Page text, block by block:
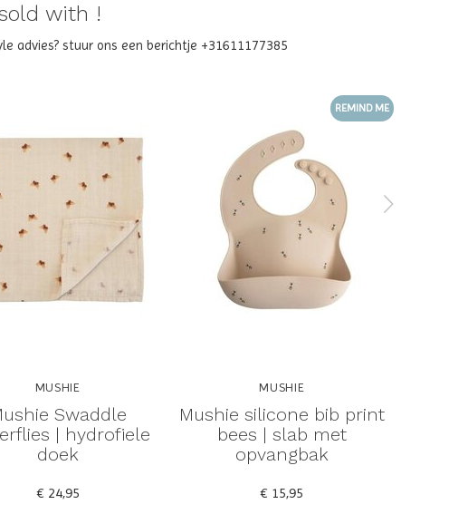
with !
advies? stuur ons een berichtje +31611177385
MUSHIE
Swaddle
| hydrofiele
doek
€ 24,95
REMIND ME
MUSHIE
Mushie silicone bib print
bees | slab met
opvangbak
€ 15,95